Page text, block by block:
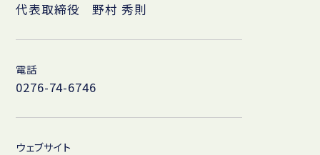
代表取締役 野村 秀則
電話
0276-74-6746
ウェブサイト